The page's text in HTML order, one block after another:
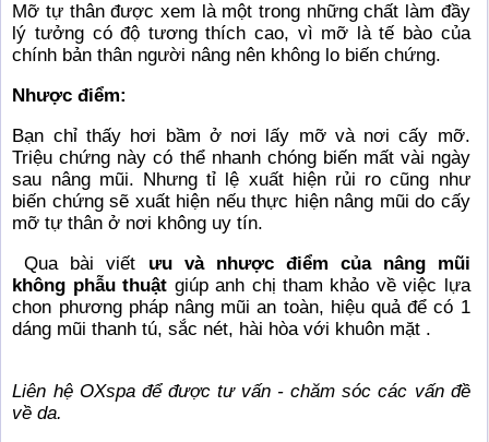
Mỡ tự thân được xem là một trong những chất làm đầy
lý tưởng có độ tương thích cao, vì mỡ là tế bào của
chính bản thân người nâng nên không lo biến chứng.
Nhược điểm:
Bạn chỉ thấy hơi bầm ở nơi lấy mỡ và nơi cấy mỡ.
Triệu chứng này có thể nhanh chóng biến mất vài ngày
sau nâng mũi. Nhưng tỉ lệ xuất hiện rủi ro cũng như
biến chứng sẽ xuất hiện nếu thực hiện nâng mũi do cấy
mỡ tự thân ở nơi không uy tín.
Qua bài viết ưu và nhược điểm của nâng mũi
không phẫu thuật giúp anh chị tham khảo về việc lựa
chon phương pháp nâng mũi an toàn, hiệu quả để có 1
dáng mũi thanh tú, sắc nét, hài hòa với khuôn mặt .
Liên hệ OXspađể được tư vấn - chăm sóc các vấn đề
về da.